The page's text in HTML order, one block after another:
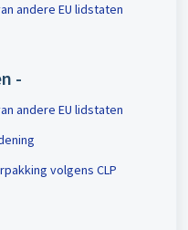
andere EU lidstaten
-
andere EU lidstaten
volgens CLP